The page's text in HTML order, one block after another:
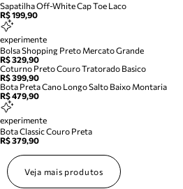
Sapatilha Off-White Cap Toe Laco
R$ 199,90
experimente
Bolsa Shopping Preto Mercato Grande
R$ 329,90
Coturno Preto Couro Tratorado Basico
R$ 399,90
Bota Preta Cano Longo Salto Baixo Montaria
R$ 479,90
experimente
Bota Classic Couro Preta
R$ 379,90
Veja mais produtos